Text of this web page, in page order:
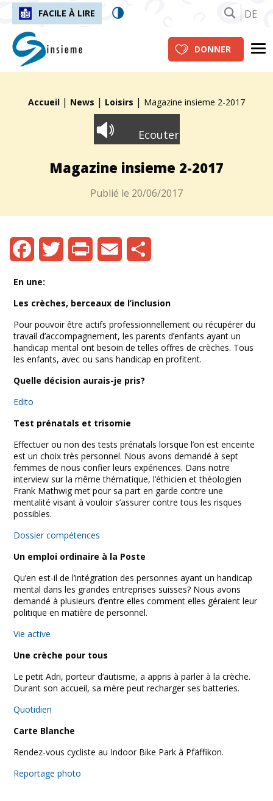
FACILE À LIRE DE
insieme.ch
DONNER
Fil d'Ariane :
Accueil | News | Loisirs | Magazine insieme 2-2017
Ecouter
Magazine insieme 2-2017
Publié le 20/06/2017
En une:
Les crèches, berceaux de l’inclusion
Pour pouvoir être actifs professionnellement ou récupérer du
travail d’accompagnement, les parents d’enfants ayant un
handicap mental ont besoin de telles offres de crèches. Tous
les enfants, avec ou sans handicap en profitent.
Quelle décision aurais-je pris?
Edito
Test prénatals et trisomie
Effectuer ou non des tests prénatals lorsque l’on est enceinte
est un choix très personnel. Nous avons demandé à sept
femmes de nous confier leurs expériences. Dans notre
interview sur la même thématique, l’éthicien et théologien
Frank Mathwig met pour sa part en garde contre une
mentalité visant à vouloir s’assurer contre tous les risques
possibles.
Dossier compétences
Un emploi ordinaire à la Poste
Qu’en est-il de l’intégration des personnes ayant un handicap
mental dans les grandes entreprises suisses? Nous avons
demandé à plusieurs d’entre elles comment elles géraient leur
politique en matière de personnel.
Vie active
Une crèche pour tous
Le petit Adri, porteur d’autisme, a appris à parler à la crèche.
Durant son accueil, sa mère peut recharger ses batteries.
Quotidien
Carte Blanche
Rendez-vous cycliste au Indoor Bike Park à Pfäffikon.
Reportage photo